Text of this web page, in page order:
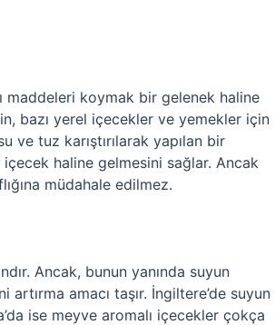
maddeleri koymak bir gelenek haline
bazı yerel içecekler ve yemekler için
ve tuz karıştırılarak yapılan bir
içecek haline gelmesini sağlar. Ancak
müdahale edilmez.
Ancak, bunun yanında suyun
amacı taşır. İngiltere’de suyun
ise meyve aromalı içecekler çokça